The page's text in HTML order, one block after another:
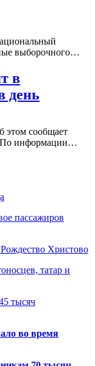
выборочного…
в
день
этом сообщает
По информации…
пассажиров
Христово
татар и
тысяч
во время